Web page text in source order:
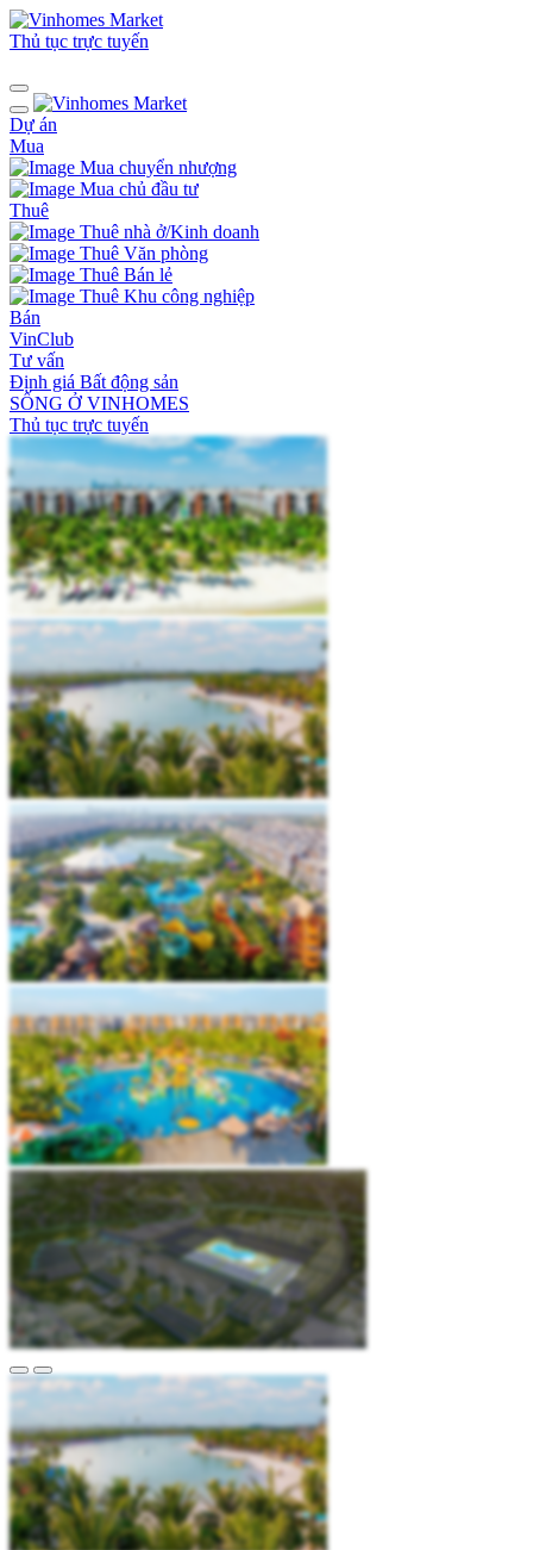
Thủ tục trực tuyến
Dự án
Mua
Mua chuyển nhượng
Mua chủ đầu tư
Thuê
Thuê nhà ở/Kinh doanh
Thuê Văn phòng
Thuê Bán lẻ
Thuê Khu công nghiệp
Bán
VinClub
Tư vấn
Định giá Bất động sản
SỐNG Ở VINHOMES
Thủ tục trực tuyến